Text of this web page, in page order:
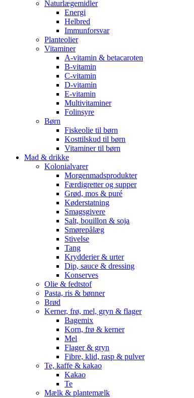
Naturlægemidler
Energi
Helbred
Immunforsvar
Planteolier
Vitaminer
A-vitamin & betacaroten
B-vitamin
C-vitamin
D-vitamin
E-vitamin
Multivitaminer
Folinsyre
Børn
Fiskeolie til børn
Kosttilskud til børn
Vitaminer til børn
Mad & drikke
Kolonialvarer
Morgenmadsprodukter
Færdigretter og supper
Grød, mos & puré
Køderstatning
Smagsgivere
Salt, bouillon & soja
Smørepålæg
Stivelse
Tang
Krydderier & urter
Dip, sauce & dressing
Konserves
Olie & fedtstof
Pasta, ris & bønner
Brød
Kerner, frø, mel, gryn & flager
Bagemix
Korn, frø & kerner
Mel
Flager & gryn
Fibre, klid, rasp & pulver
Te, kaffe & kakao
Kakao
Te
Mælk & plantemælk